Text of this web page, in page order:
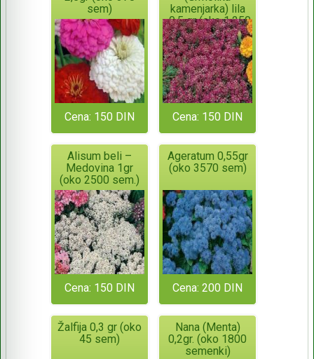
sem)
Cena: 150 DIN
kamenjarka) lila
-0,5 gr (oko 1.250
sem)
Cena: 150 DIN
Alisum beli –
Medovina 1gr
(oko 2500 sem.)
Cena: 150 DIN
Ageratum 0,55gr
(oko 3570 sem)
Cena: 200 DIN
Žalfija 0,3 gr (oko
45 sem)
Nana (Menta)
0,2gr. (oko 1800
semenki)